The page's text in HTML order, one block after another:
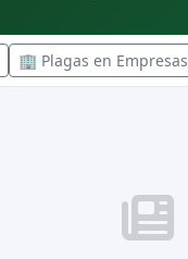
🏢 Plagas en Empresas